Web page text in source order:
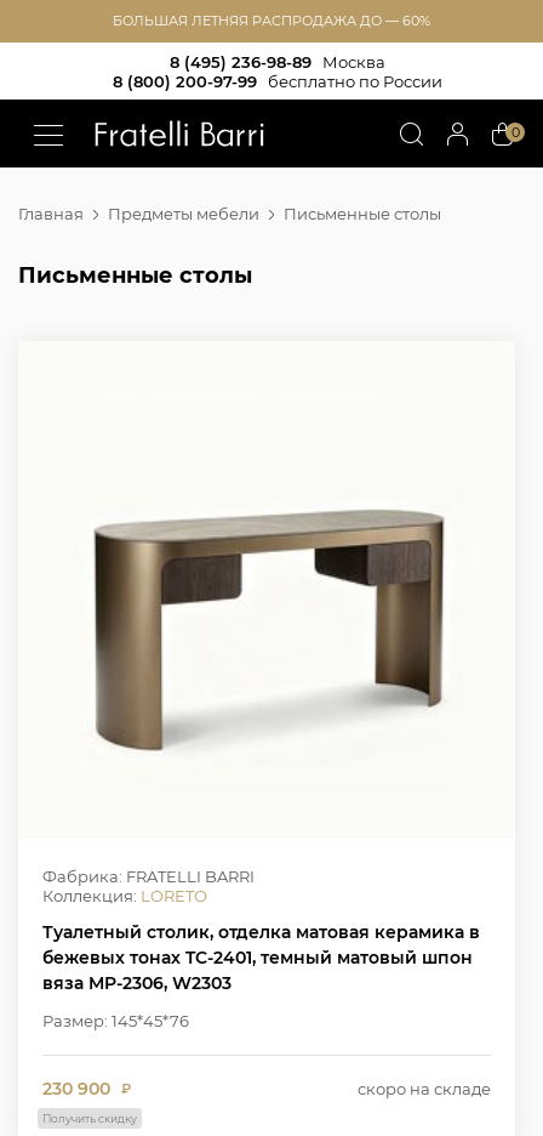
БОЛЬШАЯ ЛЕТНЯЯ РАСПРОДАЖА ДО — 60%
8 (495) 236-98-89
Москва
8 (800) 200-97-99
бесплатно по России
0
Главная Предметы мебели Письменные столы
Письменные столы
Фабрика: FRATELLI BARRI
Коллекция: LORETO
Туалетный столик, отделка матовая керамика в
бежевых тонах TC-2401, темный матовый шпон
вяза MP-2306, W2303
Размер: 145*45*76
230 900 ₽ скоро на складе
Получить скидку